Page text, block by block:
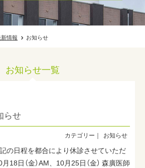
情報 お知らせ
お知らせ一覧
らせ
お知らせ
の日程を都合により休診させていただ
18日（金）AM、10月25日（金） 森廣医師